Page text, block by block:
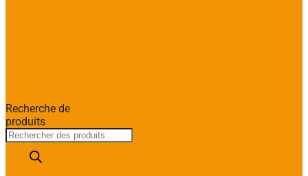
Recherche de
produits